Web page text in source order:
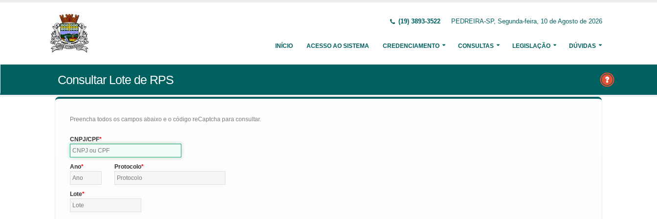
(19) 3893-3522 PEDREIRA-SP, Segunda-feira, 10 de Agosto de 2026
INÍCIO ACESSO AO SISTEMA CREDENCIAMENTO CONSULTAS LEGISLAÇÃO DÚVIDAS
Consultar Lote de RPS
Preencha todos os campos abaixo e o código reCaptcha para consultar.
CNPJ/CPF
Ano Protocolo
Lote